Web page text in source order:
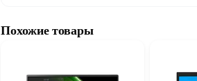
проблем выполнять повседневные
Комфорт сенсорного 27-
Похожие товары